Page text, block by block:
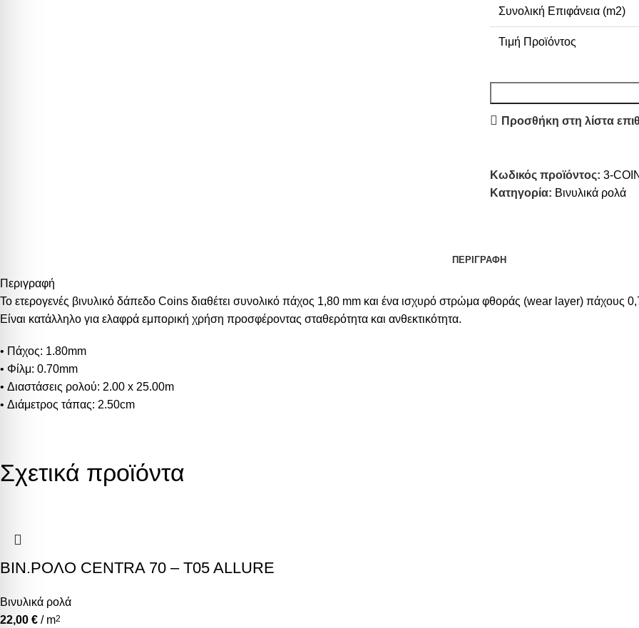
Συνολική Επιφάνεια (m2)
Τιμή Προϊόντος
Προσθήκη στη λίστα
Κωδικός προϊόντος: 3-
Κατηγορία: Βινυλικά ρολά
ΠΕΡΙΓΡΑΦΉ
Περιγραφή
Το ετερογενές βινυλικό δάπεδο Coins διαθέτει συνολικό πάχος 1,80 mm και ένα ισχυρό στρώμα φθοράς (wear layer) πάχους
Είναι κατάλληλο για ελαφρά εμπορική χρήση προσφέροντας σταθερότητα και ανθεκτικότητα.
• Πάχος: 1.80mm
• Φίλμ: 0.70mm
• Διαστάσεις ρολού: 2.00 x 25.00m
• Διάμετρος τάπας: 2.50cm
Σχετικά προϊόντα
ΒΙΝ.ΡΟΛΟ CENTRA 70 – T05 ALLURE
Βινυλικά ρολά
22,00 € / m2